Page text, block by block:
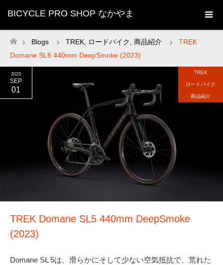
BICYCLE PRO SHOP なかやま
ホーム
Blogs TREK ロードバイク 商品紹介
TREK
Domane SL5 440mm DeepSmoke (2023)
2023
SEP
01
TREK
ロードバイク
商品紹介
TREK Domane SL5 440mm DeepSmoke
(2023)
Domane SL 5は、滑らかにそして少ない空気抵抗で、荒れた